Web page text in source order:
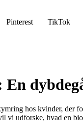
Pinterest TikTok
hos kvinder, der
udforske, hvad en